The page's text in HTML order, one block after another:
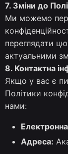
7. Зміни до
Ми можемо
переглядати
актуальними
8. Контактна
Якщо у вас є
Політики
нами:
Адреса: